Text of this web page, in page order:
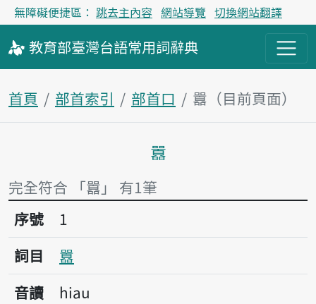
無障礙便捷區： 跳去主內容 網站導覽 切換網站翻譯
教育部臺灣台語常用詞辭典
首頁 部首索引 部首口 囂（目前頁面）
主內容區塊
囂
完全符合 「囂」 有1筆
序號1囂
序號
1
詞目
囂
音讀
hiau